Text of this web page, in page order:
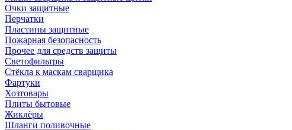
Очки защитные
Перчатки
Пластины защитные
Пожарная безопасность
Прочее для средств защиты
Светофильтры
Стёкла к маскам сварщика
Фартуки
Хозтовары
Плиты бытовые
Жиклёры
Шланги поливочные